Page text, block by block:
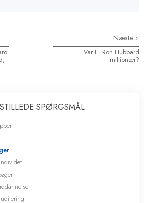
Næste
Var L. Ron Hubbard
millionær?
SPØRGSMÅL